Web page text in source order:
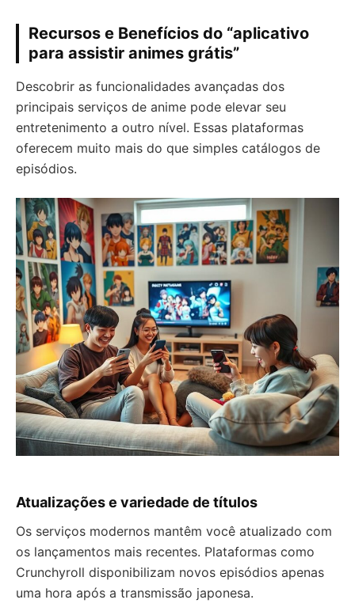
Recursos e Benefícios do “aplicativo
para assistir animes grátis”
Descobrir as funcionalidades avançadas dos
principais serviços de anime pode elevar seu
entretenimento a outro nível. Essas plataformas
oferecem muito mais do que simples catálogos de
episódios.
Atualizações e variedade de títulos
Os serviços modernos mantêm você atualizado com
os lançamentos mais recentes. Plataformas como
Crunchyroll disponibilizam novos episódios apenas
uma hora após a transmissão japonesa.